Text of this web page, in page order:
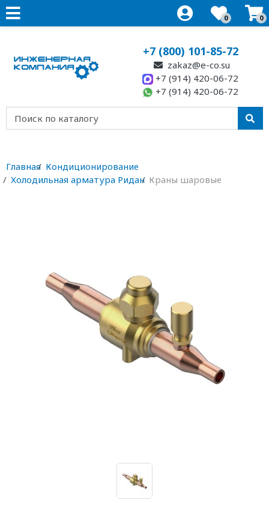
0 0
+7 (800) 101-85-72
zakaz@e-co.su
+7 (914) 420-06-72
+7 (914) 420-06-72
Главная Кондиционирование
Холодильная арматура Ридан Краны шаровые